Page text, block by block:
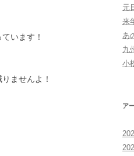
います！
ませんよ！
元
来
あ
九
小
ア